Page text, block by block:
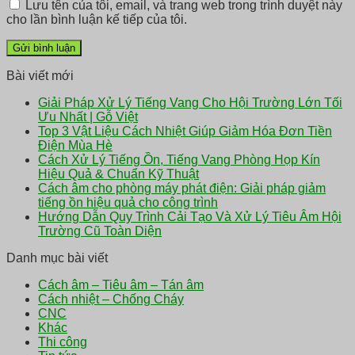
Lưu tên của tôi, email, và trang web trong trình duyệt này
cho lần bình luận kế tiếp của tôi.
Bài viết mới
Giải Pháp Xử Lý Tiếng Vang Cho Hội Trường Lớn Tối
Ưu Nhất | Gỗ Việt
Top 3 Vật Liệu Cách Nhiệt Giúp Giảm Hóa Đơn Tiền
Điện Mùa Hè
Cách Xử Lý Tiếng Ồn, Tiếng Vang Phòng Họp Kín
Hiệu Quả & Chuẩn Kỹ Thuật
Cách âm cho phòng máy phát điện: Giải pháp giảm
tiếng ồn hiệu quả cho công trình
Hướng Dẫn Quy Trình Cải Tạo Và Xử Lý Tiêu Âm Hội
Trường Cũ Toàn Diện
Danh mục bài viết
Cách âm – Tiêu âm – Tán âm
Cách nhiệt – Chống Cháy
CNC
Khác
Thi công